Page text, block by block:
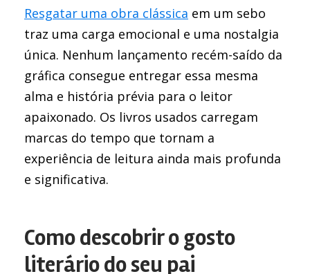
Resgatar uma obra clássica em um sebo
traz uma carga emocional e uma nostalgia
única. Nenhum lançamento recém-saído da
gráfica consegue entregar essa mesma
alma e história prévia para o leitor
apaixonado. Os livros usados carregam
marcas do tempo que tornam a
experiência de leitura ainda mais profunda
e significativa.
Como descobrir o gosto
literário do seu pai